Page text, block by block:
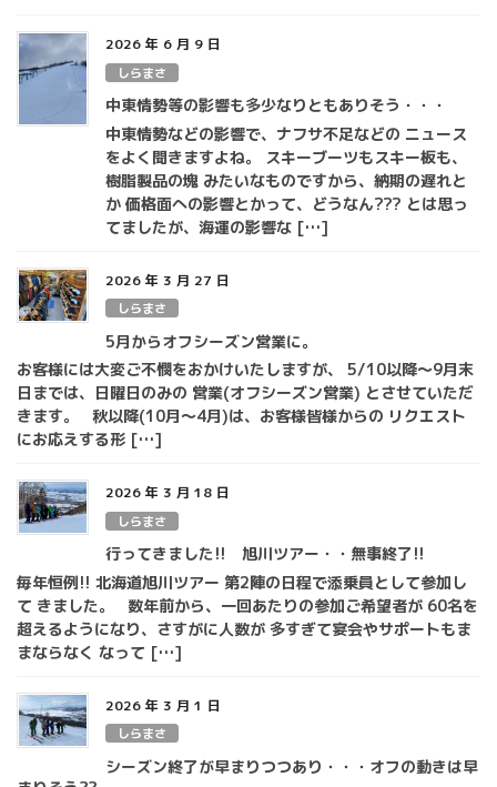
2026 年 6 月 9 日
しらまさ
中東情勢等の影響も多少なりともありそう・・・
中東情勢などの影響で、ナフサ不足などの ニュース
をよく聞きますよね。 スキーブーツもスキー板も、
樹脂製品の塊 みたいなものですから、納期の遅れと
か 価格面への影響とかって、どうなん??? とは思っ
てましたが、海運の影響な […]
2026 年 3 月 27 日
しらまさ
5月からオフシーズン営業に。
お客様には大変ご不憫をおかけいたしますが、 5/10以降～9月末
日までは、日曜日のみの 営業(オフシーズン営業) とさせていただ
きます。 秋以降(10月～4月)は、お客様皆様からの リクエスト
にお応えする形 […]
2026 年 3 月 18 日
しらまさ
行ってきました!! 旭川ツアー・・無事終了!!
毎年恒例!! 北海道旭川ツアー 第2陣の日程で添乗員として参加し
て きました。 数年前から、一回あたりの参加ご希望者が 60名を
超えるようになり、さすがに人数が 多すぎて宴会やサポートもま
まならなく なって […]
2026 年 3 月 1 日
しらまさ
シーズン終了が早まりつつあり・・・オフの動きは早